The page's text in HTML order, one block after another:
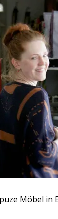
Möbel